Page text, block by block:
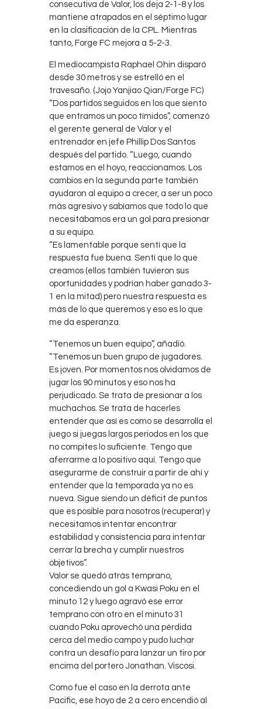
consecutiva de Valor, los deja 2-1-8 y los
mantiene atrapados en el séptimo lugar
en la clasificación de la CPL. Mientras
tanto, Forge FC mejora a 5-2-3.
El mediocampista Raphael Ohin disparó
desde 30 metros y se estrelló en el
travesaño. (Jojo Yanjiao Qian/Forge FC)
“Dos partidos seguidos en los que siento
que entramos un poco tímidos”, comenzó
el gerente general de Valor y el
entrenador en jefe Phillip Dos Santos
después del partido. “Luego, cuando
estamos en el hoyo, reaccionamos. Los
cambios en la segunda parte también
ayudaron al equipo a crecer, a ser un poco
más agresivo y sabíamos que todo lo que
necesitábamos era un gol para presionar
a su equipo.
“Es lamentable porque sentí que la
respuesta fue buena. Sentí que lo que
creamos (ellos también tuvieron sus
oportunidades y podrían haber ganado 3-
1 en la mitad) pero nuestra respuesta es
más de lo que queremos y eso es lo que
me da esperanza.
“Tenemos un buen equipo”, añadió.
“Tenemos un buen grupo de jugadores.
Es joven. Por momentos nos olvidamos de
jugar los 90 minutos y eso nos ha
perjudicado. Se trata de presionar a los
muchachos. Se trata de hacerles
entender que así es como se desarrolla el
juego si juegas largos periodos en los que
no compites lo suficiente. Tengo que
aferrarme a lo positivo aquí. Tengo que
asegurarme de construir a partir de ahí y
entender que la temporada ya no es
nueva. Sigue siendo un déficit de puntos
que es posible para nosotros (recuperar) y
necesitamos intentar encontrar
estabilidad y consistencia para intentar
cerrar la brecha y cumplir nuestros
objetivos”.
Valor se quedó atrás temprano,
concediendo un gol a Kwasi Poku en el
minuto 12 y luego agravó ese error
temprano con otro en el minuto 31
cuando Poku aprovechó una pérdida
cerca del medio campo y pudo luchar
contra un desafío para lanzar un tiro por
encima del portero Jonathan. Viscosi.
Como fue el caso en la derrota ante
Pacific, ese hoyo de 2 a cero encendió al